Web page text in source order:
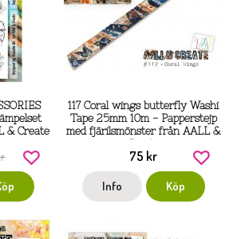
& Create
117 Coral wings butterfly Washi
Tape 25mm 10m - Papperstejp
med fjärilsmönster från AALL &
75 kr
Info Köp